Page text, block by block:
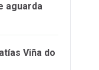
aguarda
Viña do